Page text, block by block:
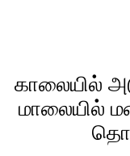
காலையில்
மாலையில்